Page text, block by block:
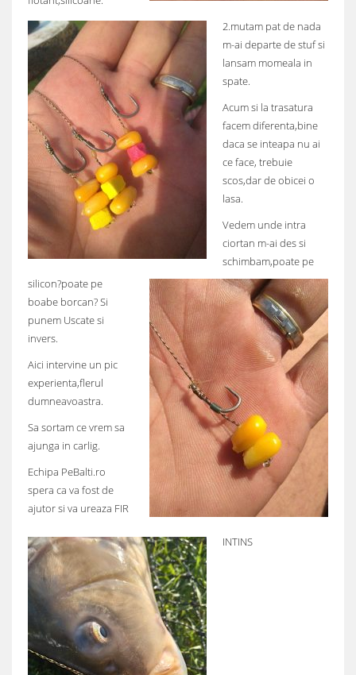
2.mutam pat de nada
m-ai departe de stuf si
lansam momeala in
spate.
Acum si la trasatura
facem diferenta,bine
daca se inteapa nu ai
ce face, trebuie
scos,dar de obicei o
lasa.
Vedem unde intra
ciortan m-ai des si
schimbam,poate pe
silicon?poate pe
boabe borcan? Si
punem Uscate si
invers.
Aici intervine un pic
experienta,flerul
dumneavoastra.
Sa sortam ce vrem sa
ajunga in carlig.
Echipa PeBalti.ro
spera ca va fost de
ajutor si va ureaza FIR
INTINS